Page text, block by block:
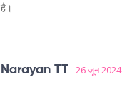
है।
Narayan TT 26 जून 2024